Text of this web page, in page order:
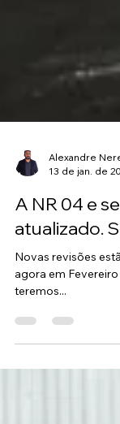
Alexandre
13 de jan. de
atualizado.